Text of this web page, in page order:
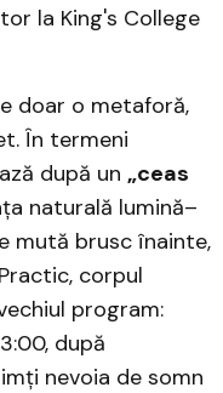
la King's College
doar o metaforă,
În termeni
după un „ceas
naturală lumină–
mută brusc înainte,
corpul
program:
după
nevoia de somn